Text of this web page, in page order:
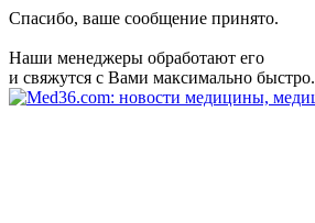
Спасибо, ваше сообщение принято.
Наши менеджеры обработают его
и свяжутся с Вами максимально быстро.